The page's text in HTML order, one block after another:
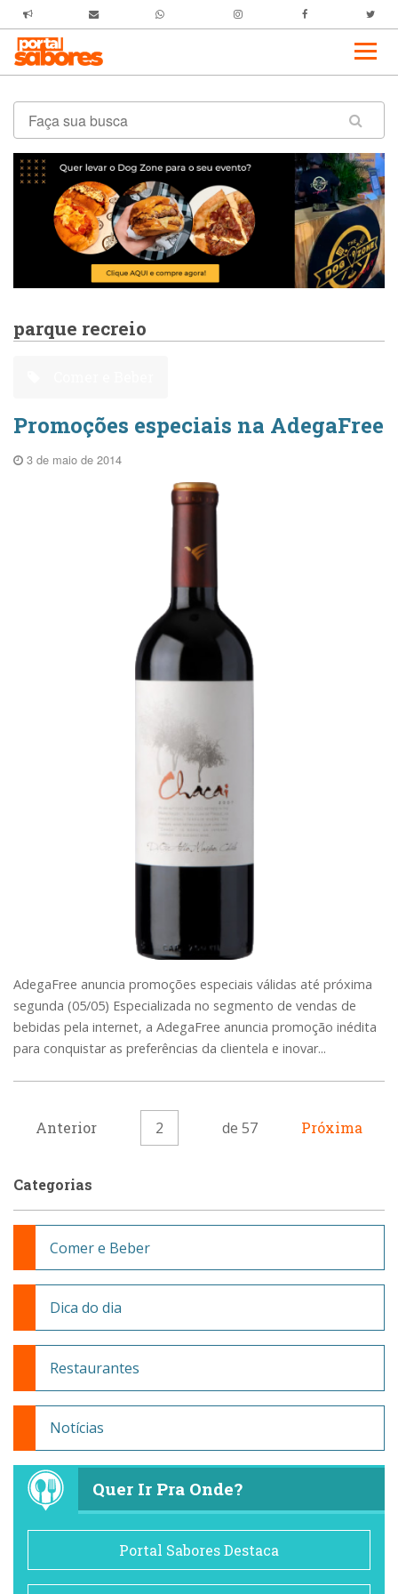
parque recreio
Promoções especiais na AdegaFree
3 de maio de 2014
AdegaFree anuncia promoções especiais válidas até próxima
segunda (05/05) Especializada no segmento de vendas de
bebidas pela internet, a AdegaFree anuncia promoção inédita
para conquistar as preferências da clientela e inovar...
Anterior 2 de 57 Próxima
Categorias
Comer e Beber
Dica do dia
Restaurantes
Notícias
Quer Ir Pra Onde?
Portal Sabores Destaca